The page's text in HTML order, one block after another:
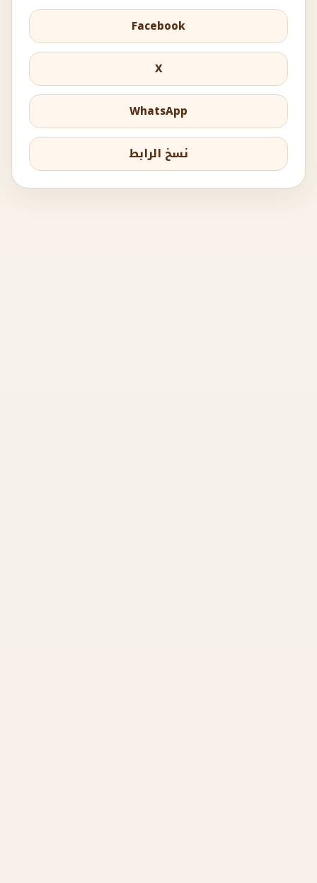
Facebook
X
WhatsApp
نسخ الرابط